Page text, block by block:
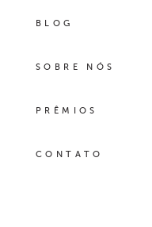
BLOG
SOBRE NÓS
PRÊMIOS
CONTATO